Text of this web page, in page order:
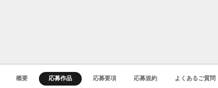
概要 応募作品 応募要項 応募規約 よくあるご質問